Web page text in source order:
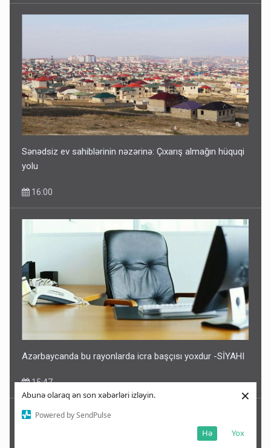
Abunə olaraq ən son xəbərləri izləyin.
Powered by SendPulse
Yox
Hə
×
Sənədsiz ev sahiblərinin nəzərinə: Çıxarış almağın hüquqi
yolu
16:00
Azərbaycanda bu rayonlarda icra başçısı yoxdur -SİYAHI
15:47